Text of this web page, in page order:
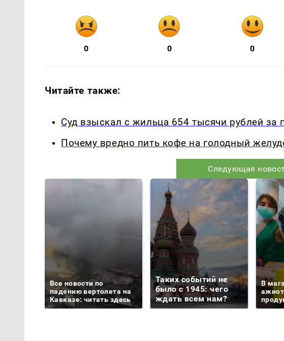
0 0 0
Читайте также:
Суд взыскал с жильца 654 тысячи рублей за
Почему вредно пить кофе на голодный
Следующая
Все новости по
падению вертолета на
Кавказе: читать здесь
Таких событий не
было с 1945: чего
ждать всем нам?
В